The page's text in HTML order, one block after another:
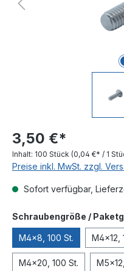
3,50 €*
Inhalt: 100 Stück (0,04 €* / 1
Preise inkl. MwSt. zzgl.
Sofort verfügbar,
Schraubengröße /
M4x8, 100 St. M4x12,
M4x20, 100 St.